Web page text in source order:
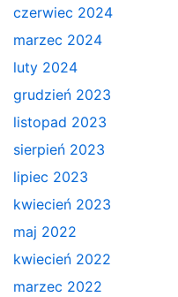
czerwiec 2024
marzec 2024
luty 2024
grudzień 2023
listopad 2023
sierpień 2023
lipiec 2023
kwiecień 2023
maj 2022
kwiecień 2022
marzec 2022